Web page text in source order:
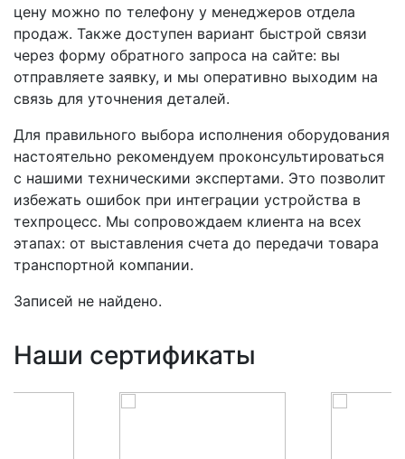
цену можно по телефону у менеджеров отдела
продаж. Также доступен вариант быстрой связи
через форму обратного запроса на сайте: вы
отправляете заявку, и мы оперативно выходим на
связь для уточнения деталей.
Для правильного выбора исполнения оборудования
настоятельно рекомендуем проконсультироваться
с нашими техническими экспертами. Это позволит
избежать ошибок при интеграции устройства в
техпроцесс. Мы сопровождаем клиента на всех
этапах: от выставления счета до передачи товара
транспортной компании.
Записей не найдено.
Наши сертификаты